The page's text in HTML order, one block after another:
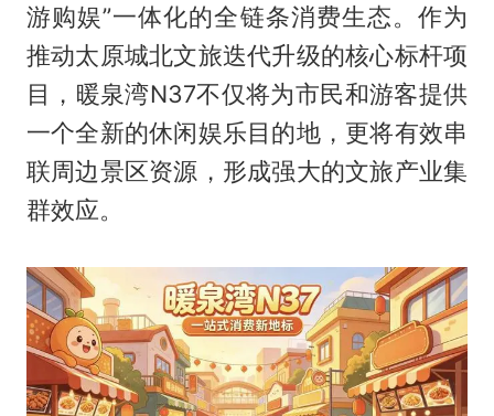
游购娱”一体化的全链条消费生态。作为
推动太原城北文旅迭代升级的核心标杆项
目，暖泉湾N37不仅将为市民和游客提供
一个全新的休闲娱乐目的地，更将有效串
联周边景区资源，形成强大的文旅产业集
群效应。